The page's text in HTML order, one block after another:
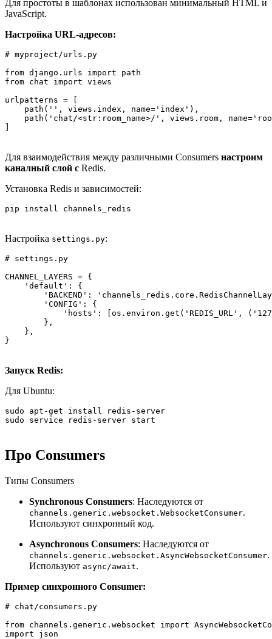
Для простоты в шаблонах использован минимальный HTML и
JavaScript.
Настройка URL-адресов:
# myproject/urls.py
from django.urls import path
from chat import views
urlpatterns = [
    path('', views.index, name='index'),
path('chat/<str:room_name>/', views.room,
Для взаимодействия между различными Consumers настроим
каналный слой с Redis.
Установка Redis и зависимостей:
pip install channels_redis
Настройка settings.py:
# settings.py
CHANNEL_LAYERS = {
    'default': {
'BACKEND':
        'CONFIG': {
'hosts': [os.environ.get('REDIS_URL',
        },
    },
}
Запуск Redis:
Для Ubuntu:
sudo apt-get install redis-server
sudo service redis-server start
Про Consumers
Типы Consumers
Synchronous Consumers: Наследуются от
channels.generic.websocket.WebsocketConsumer.
Используют синхронный код.
Asynchronous Consumers: Наследуются от
channels.generic.websocket.AsyncWebsocketConsumer.
Используют async/await.
Пример синхронного Consumer:
# chat/consumers.py
from channels.generic.websocket import
import json